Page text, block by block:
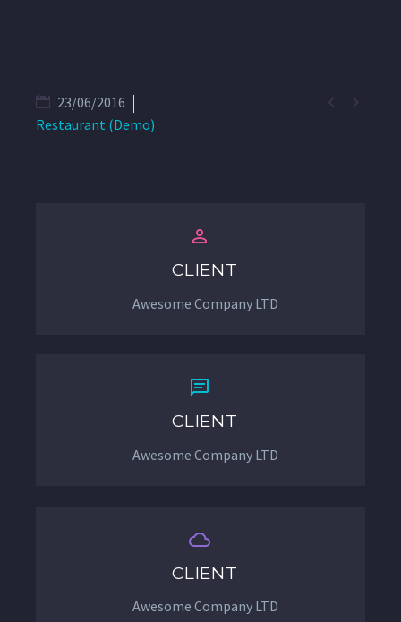
 
23/06/2016
Restaurant (Demo)


CLIENT
Awesome Company LTD


CLIENT
Awesome Company LTD


CLIENT
Awesome Company LTD